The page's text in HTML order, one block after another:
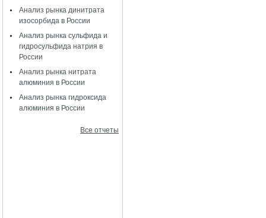
Анализ рынка динитрата
изосорбида в России
Анализ рынка сульфида и
гидросульфида натрия в
России
Анализ рынка нитрата
алюминия в России
Анализ рынка гидроксида
алюминия в России
Все отчеты